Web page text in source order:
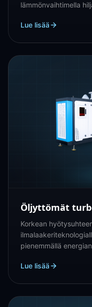
lämmönvaihtimella
Lue lisää
Öljyttömät
Korkean
pienemmällä
Lue lisää